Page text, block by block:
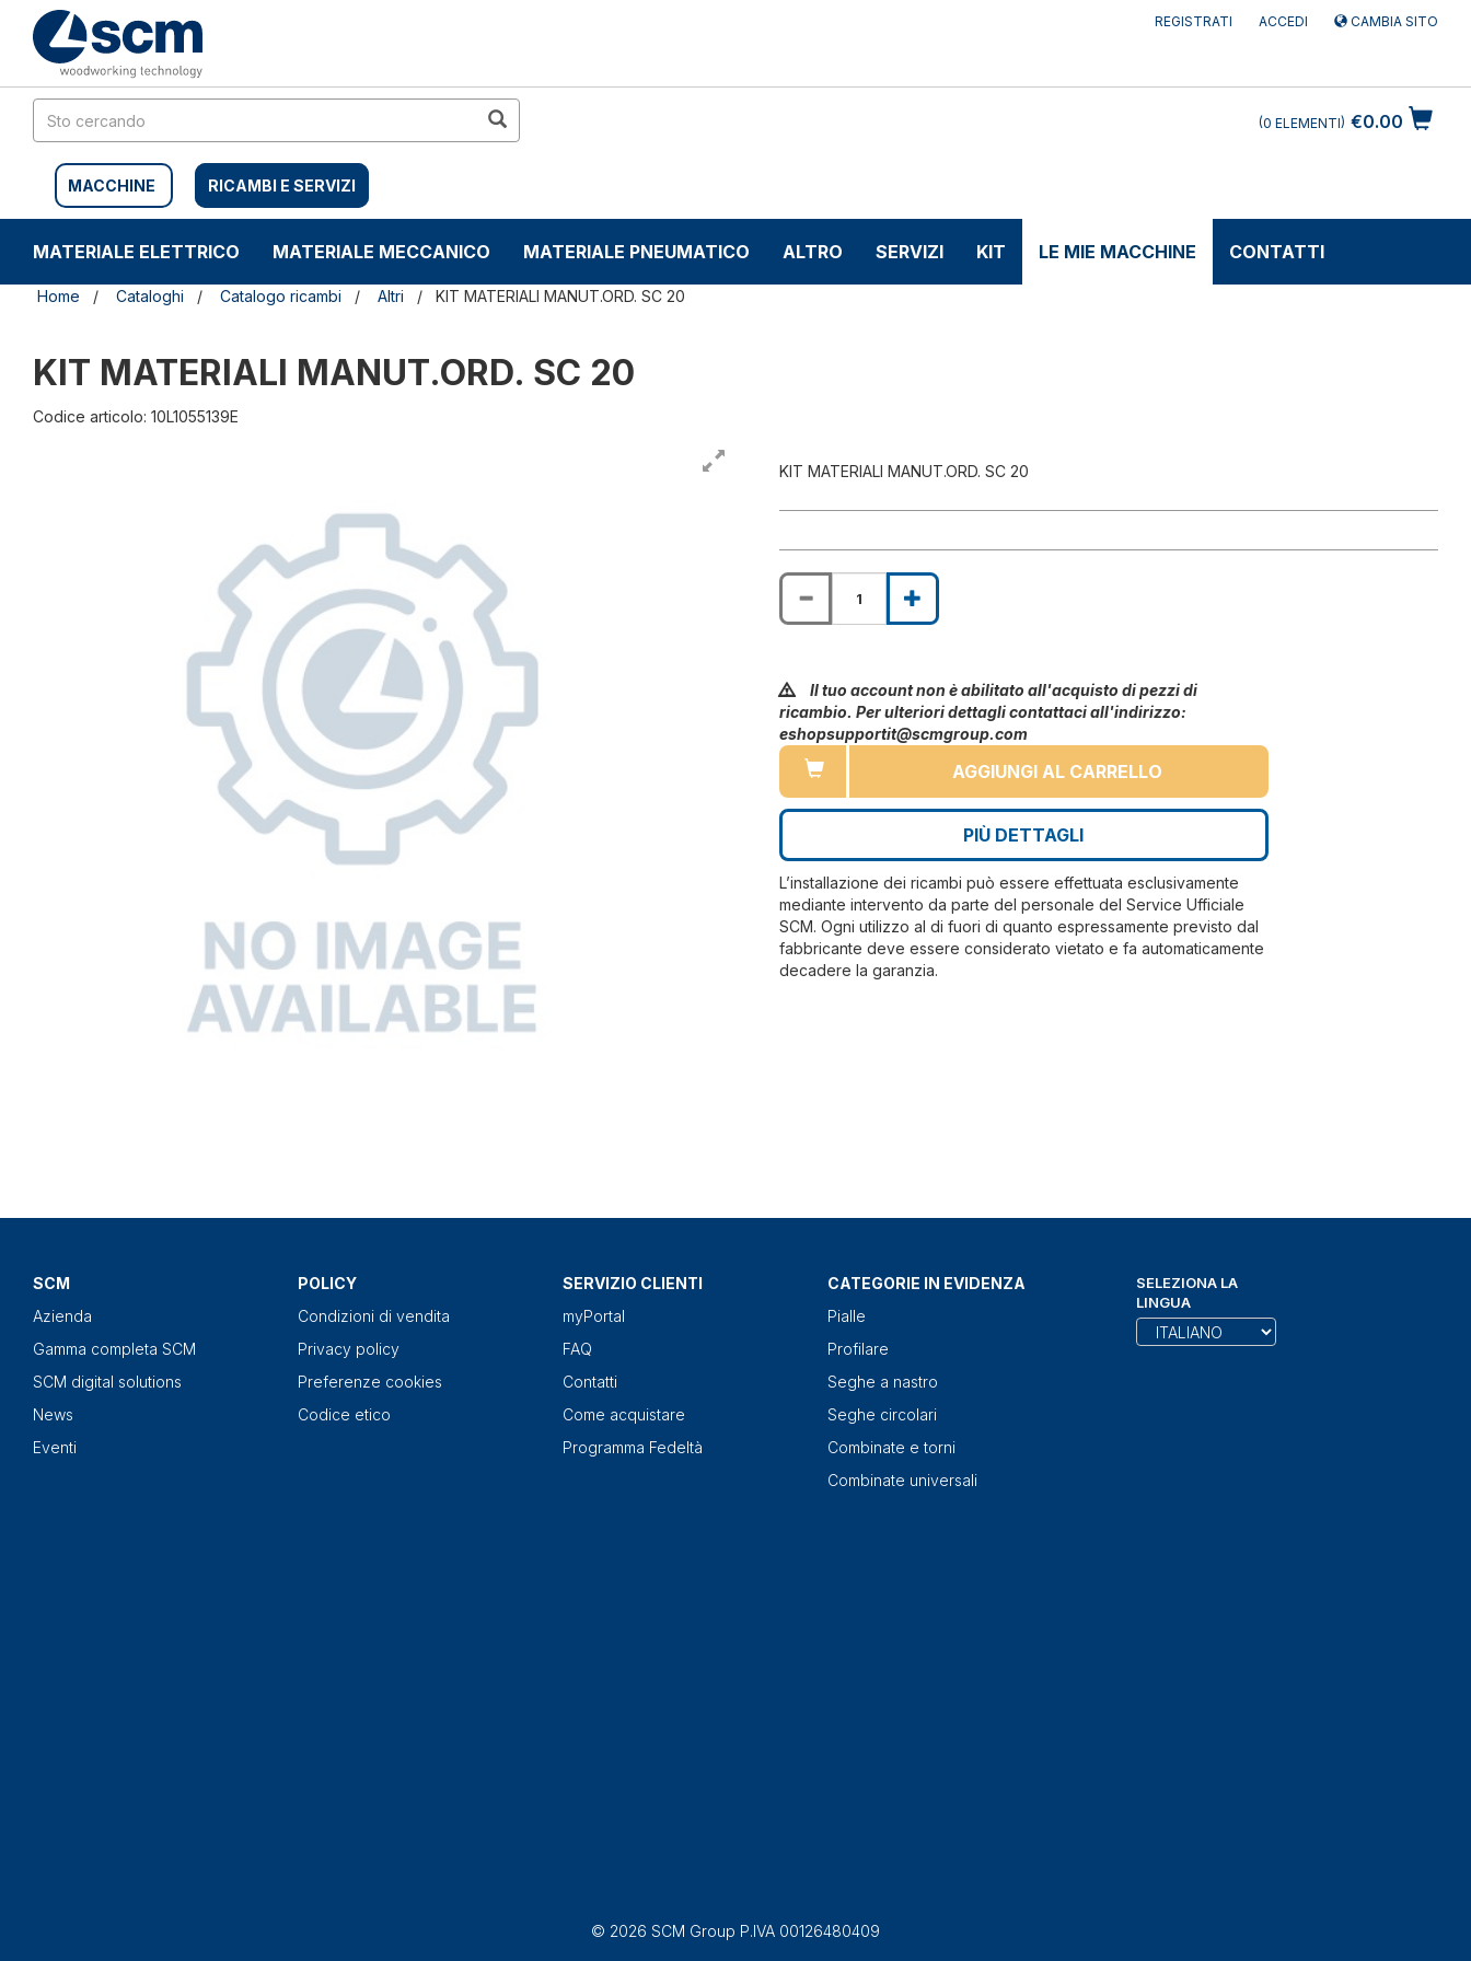
contenuto
menu
navigazione
REGISTRATI ACCEDI CAMBIA SITO
MACCHINE RICAMBI E SERVIZI
€0.00
0 ELEMENTI
MATERIALE ELETTRICO MATERIALE MECCANICO MATERIALE PNEUMATICO ALTRO SERVIZI KIT LE MIE MACCHINE CONTATTI
Home Cataloghi Catalogo ricambi Altri KIT MATERIALI MANUT.ORD. SC 20
KIT MATERIALI MANUT.ORD. SC 20
Codice articolo: 10L1055139E
KIT MATERIALI MANUT.ORD. SC 20
Il tuo account non è abilitato all'acquisto di pezzi di
ricambio. Per ulteriori dettagli contattaci all'indirizzo:
eshopsupportit@scmgroup.com
AGGIUNGI AL CARRELLO
PIÙ DETTAGLI
L’installazione dei ricambi può essere effettuata esclusivamente
mediante intervento da parte del personale del Service Ufficiale
SCM. Ogni utilizzo al di fuori di quanto espressamente previsto dal
fabbricante deve essere considerato vietato e fa automaticamente
decadere la garanzia.
SCM
Azienda
Gamma completa SCM
SCM digital solutions
News
Eventi
POLICY
Condizioni di vendita
Privacy policy
Preferenze cookies
Codice etico
SERVIZIO CLIENTI
myPortal
FAQ
Contatti
Come acquistare
Programma Fedeltà
CATEGORIE IN EVIDENZA
Pialle
Profilare
Seghe a nastro
Seghe circolari
Combinate e torni
Combinate universali
SELEZIONA LA
LINGUA
© 2026 SCM Group P.IVA 00126480409